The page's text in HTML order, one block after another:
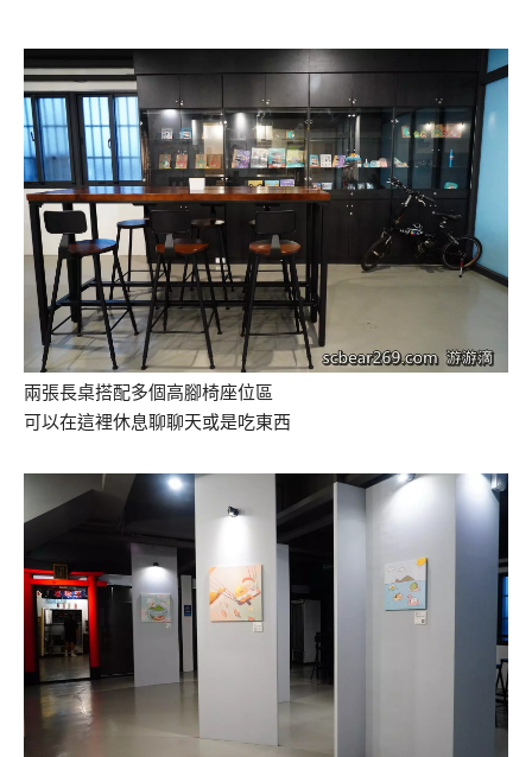
兩張長桌搭配多個高腳椅座位區
可以在這裡休息聊聊天或是吃東西